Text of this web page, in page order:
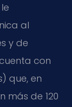
al
y de
con
que, en
más de 120